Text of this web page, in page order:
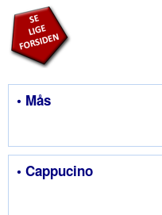
• Mås
• Cappucino